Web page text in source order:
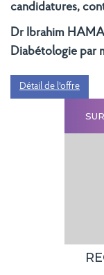
candidatures,
Dr Ibrahim
Diabétologie par
Détail de l'offre